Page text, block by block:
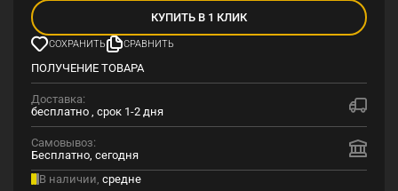
КУПИТЬ В 1 КЛИК
СОХРАНИТЬ СРАВНИТЬ
ПОЛУЧЕНИЕ ТОВАРА
Доставка:
бесплатно , срок 1-2 дня
Самовывоз:
Бесплатно, сегодня
В наличии, средне